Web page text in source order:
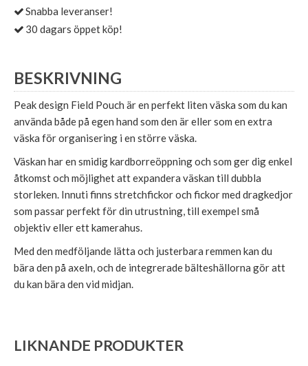
Snabba leveranser!
30 dagars öppet köp!
BESKRIVNING
Peak design Field Pouch är en perfekt liten väska som du kan
använda både på egen hand som den är eller som en extra
väska för organisering i en större väska.
Väskan har en smidig kardborreöppning och som ger dig enkel
åtkomst och möjlighet att expandera väskan till dubbla
storleken. Innuti finns stretchfickor och fickor med dragkedjor
som passar perfekt för din utrustning, till exempel små
objektiv eller ett kamerahus.
Med den medföljande lätta och justerbara remmen kan du
bära den på axeln, och de integrerade bälteshällorna gör att
du kan bära den vid midjan.
LIKNANDE PRODUKTER